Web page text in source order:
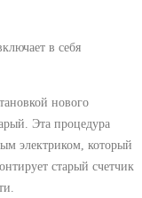
в себя
нового
Эта процедура
электриком, который
старый счетчик